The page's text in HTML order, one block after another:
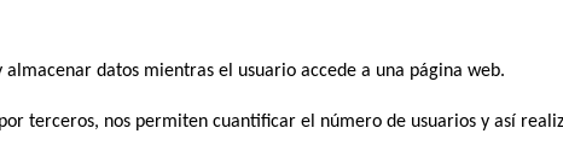
datos mientras el usuario accede a una página web.
terceros, nos permiten cuantificar el número de usuarios y así